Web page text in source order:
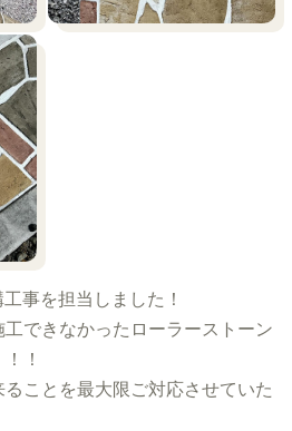
事を担当しました！
できなかったローラーストーン
！
ことを最大限ご対応させていた